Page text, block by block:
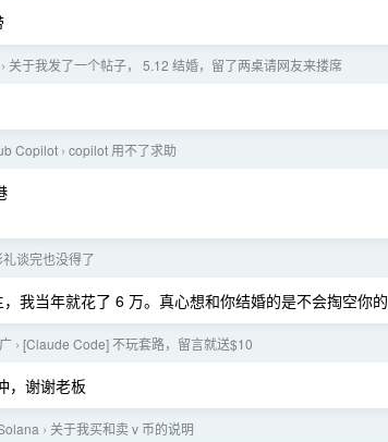
› 关于我发了一个帖子， 5.12 结婚，留了两桌请网友来搂席
Copilot › copilot 用不了求助
礼谈完也没得了
我当年就花了 6 万。真心想和你结婚的是不会掏空你的
› [Claude Code] 不玩套路，留言就送$10
，谢谢老板
› 关于我买和卖 v 币的说明